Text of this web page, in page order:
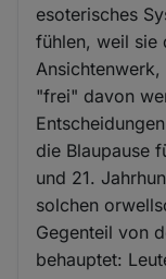
esoterisches
fühlen, weil sie
"frei" davon
die Blaupause
und 21.
solchen
Gegenteil von
behauptet: